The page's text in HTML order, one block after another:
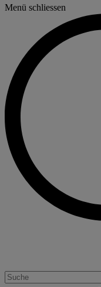
Menü schliessen